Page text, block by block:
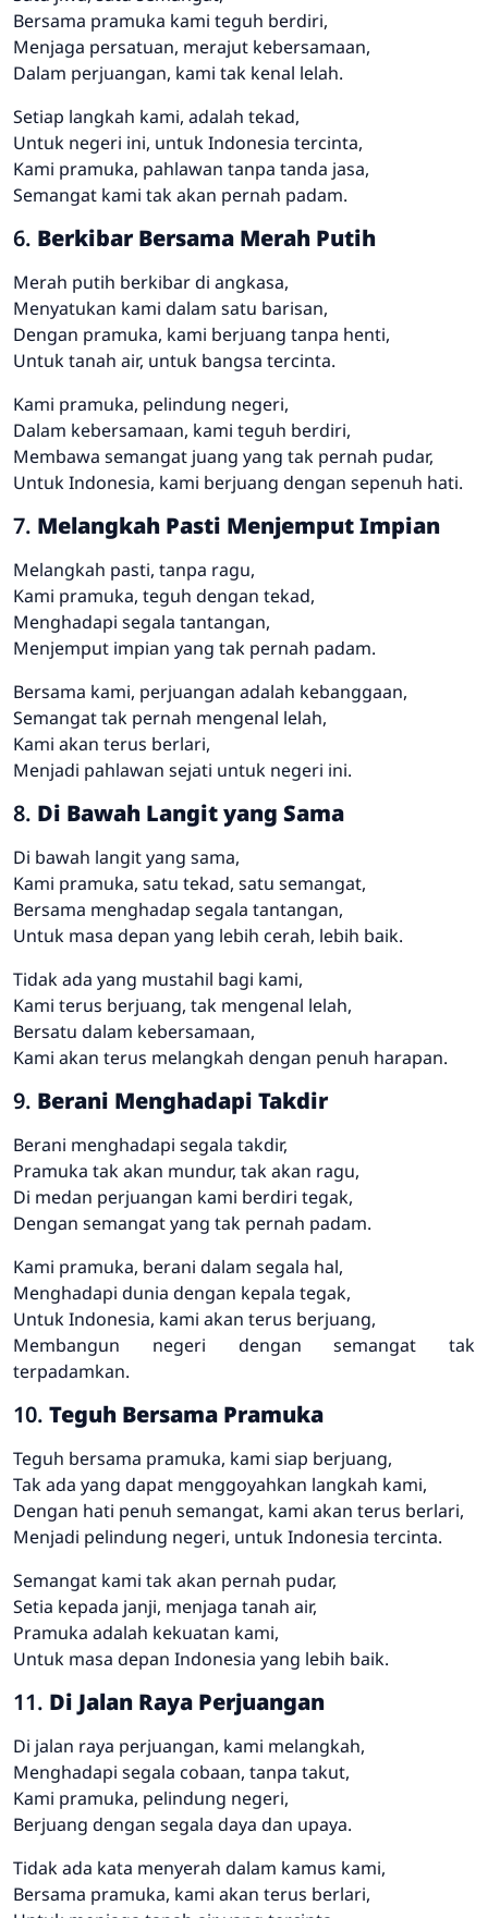
Bersama pramuka kami teguh berdiri,
Menjaga persatuan, merajut kebersamaan,
Dalam perjuangan, kami tak kenal lelah.
Setiap langkah kami, adalah tekad,
Untuk negeri ini, untuk Indonesia tercinta,
Kami pramuka, pahlawan tanpa tanda jasa,
Semangat kami tak akan pernah padam.
6. Berkibar Bersama Merah Putih
Merah putih berkibar di angkasa,
Menyatukan kami dalam satu barisan,
Dengan pramuka, kami berjuang tanpa henti,
Untuk tanah air, untuk bangsa tercinta.
Kami pramuka, pelindung negeri,
Dalam kebersamaan, kami teguh berdiri,
Membawa semangat juang yang tak pernah pudar,
Untuk Indonesia, kami berjuang dengan sepenuh hati.
7. Melangkah Pasti Menjemput Impian
Melangkah pasti, tanpa ragu,
Kami pramuka, teguh dengan tekad,
Menghadapi segala tantangan,
Menjemput impian yang tak pernah padam.
Bersama kami, perjuangan adalah kebanggaan,
Semangat tak pernah mengenal lelah,
Kami akan terus berlari,
Menjadi pahlawan sejati untuk negeri ini.
8. Di Bawah Langit yang Sama
Di bawah langit yang sama,
Kami pramuka, satu tekad, satu semangat,
Bersama menghadap segala tantangan,
Untuk masa depan yang lebih cerah, lebih baik.
Tidak ada yang mustahil bagi kami,
Kami terus berjuang, tak mengenal lelah,
Bersatu dalam kebersamaan,
Kami akan terus melangkah dengan penuh harapan.
9. Berani Menghadapi Takdir
Berani menghadapi segala takdir,
Pramuka tak akan mundur, tak akan ragu,
Di medan perjuangan kami berdiri tegak,
Dengan semangat yang tak pernah padam.
Kami pramuka, berani dalam segala hal,
Menghadapi dunia dengan kepala tegak,
Untuk Indonesia, kami akan terus berjuang,
Membangun negeri dengan semangat tak
terpadamkan.
10. Teguh Bersama Pramuka
Teguh bersama pramuka, kami siap berjuang,
Tak ada yang dapat menggoyahkan langkah kami,
Dengan hati penuh semangat, kami akan terus berlari,
Menjadi pelindung negeri, untuk Indonesia tercinta.
Semangat kami tak akan pernah pudar,
Setia kepada janji, menjaga tanah air,
Pramuka adalah kekuatan kami,
Untuk masa depan Indonesia yang lebih baik.
11. Di Jalan Raya Perjuangan
Di jalan raya perjuangan, kami melangkah,
Menghadapi segala cobaan, tanpa takut,
Kami pramuka, pelindung negeri,
Berjuang dengan segala daya dan upaya.
Tidak ada kata menyerah dalam kamus kami,
Bersama pramuka, kami akan terus berlari,